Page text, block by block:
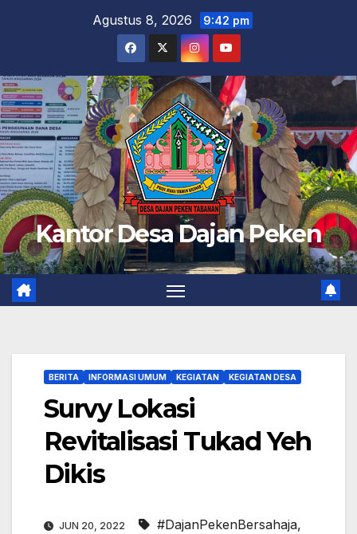
Agustus 8, 2026 9:42 pm
Kantor Desa Dajan Peken
BERITA INFORMASI UMUM KEGIATAN KEGIATAN DESA
Survy Lokasi
Revitalisasi Tukad Yeh
Dikis
JUN 20, 2022 #DajanPekenBersahaja,